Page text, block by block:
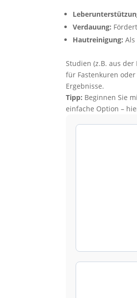
Verdauung:
Hautreinigung:
Studien (z.B. aus
für Fastenkuren
Ergebnisse.
Tipp: Beginnen Sie
einfache Option –